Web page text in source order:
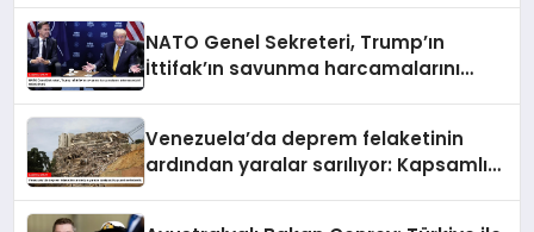
NATO Genel Sekreteri, Trump’ın
İttifak’ın savunma harcamalarını
Venezuela’da deprem felaketinin
ardından yaralar sarılıyor: Kapsamlı